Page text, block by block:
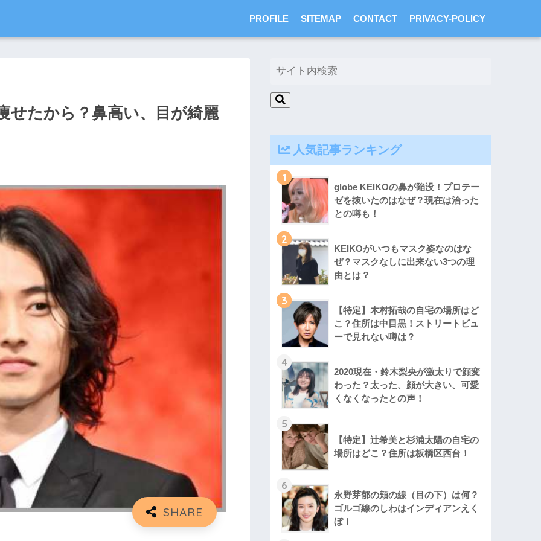
PROFILE SITEMAP CONTACT PRIVACY-POLICY
せたから？鼻高い、目が綺麗
人気記事ランキング
1
globe KEIKOの鼻が陥没！プロテー
ゼを抜いたのはなぜ？現在は治った
との噂も！
2
KEIKOがいつもマスク姿なのはな
ぜ？マスクなしに出来ない3つの理
由とは？
3
【特定】木村拓哉の自宅の場所はど
こ？住所は中目黒！ストリートビュ
ーで見れない噂は？
4
2020現在・鈴木梨央が激太りで顔変
わった？太った、顔が大きい、可愛
くなくなったとの声！
5
【特定】辻希美と杉浦太陽の自宅の
場所はどこ？住所は板橋区西台！
6
永野芽郁の頬の線（目の下）は何？
ゴルゴ線のしわはインディアンえく
ぼ！